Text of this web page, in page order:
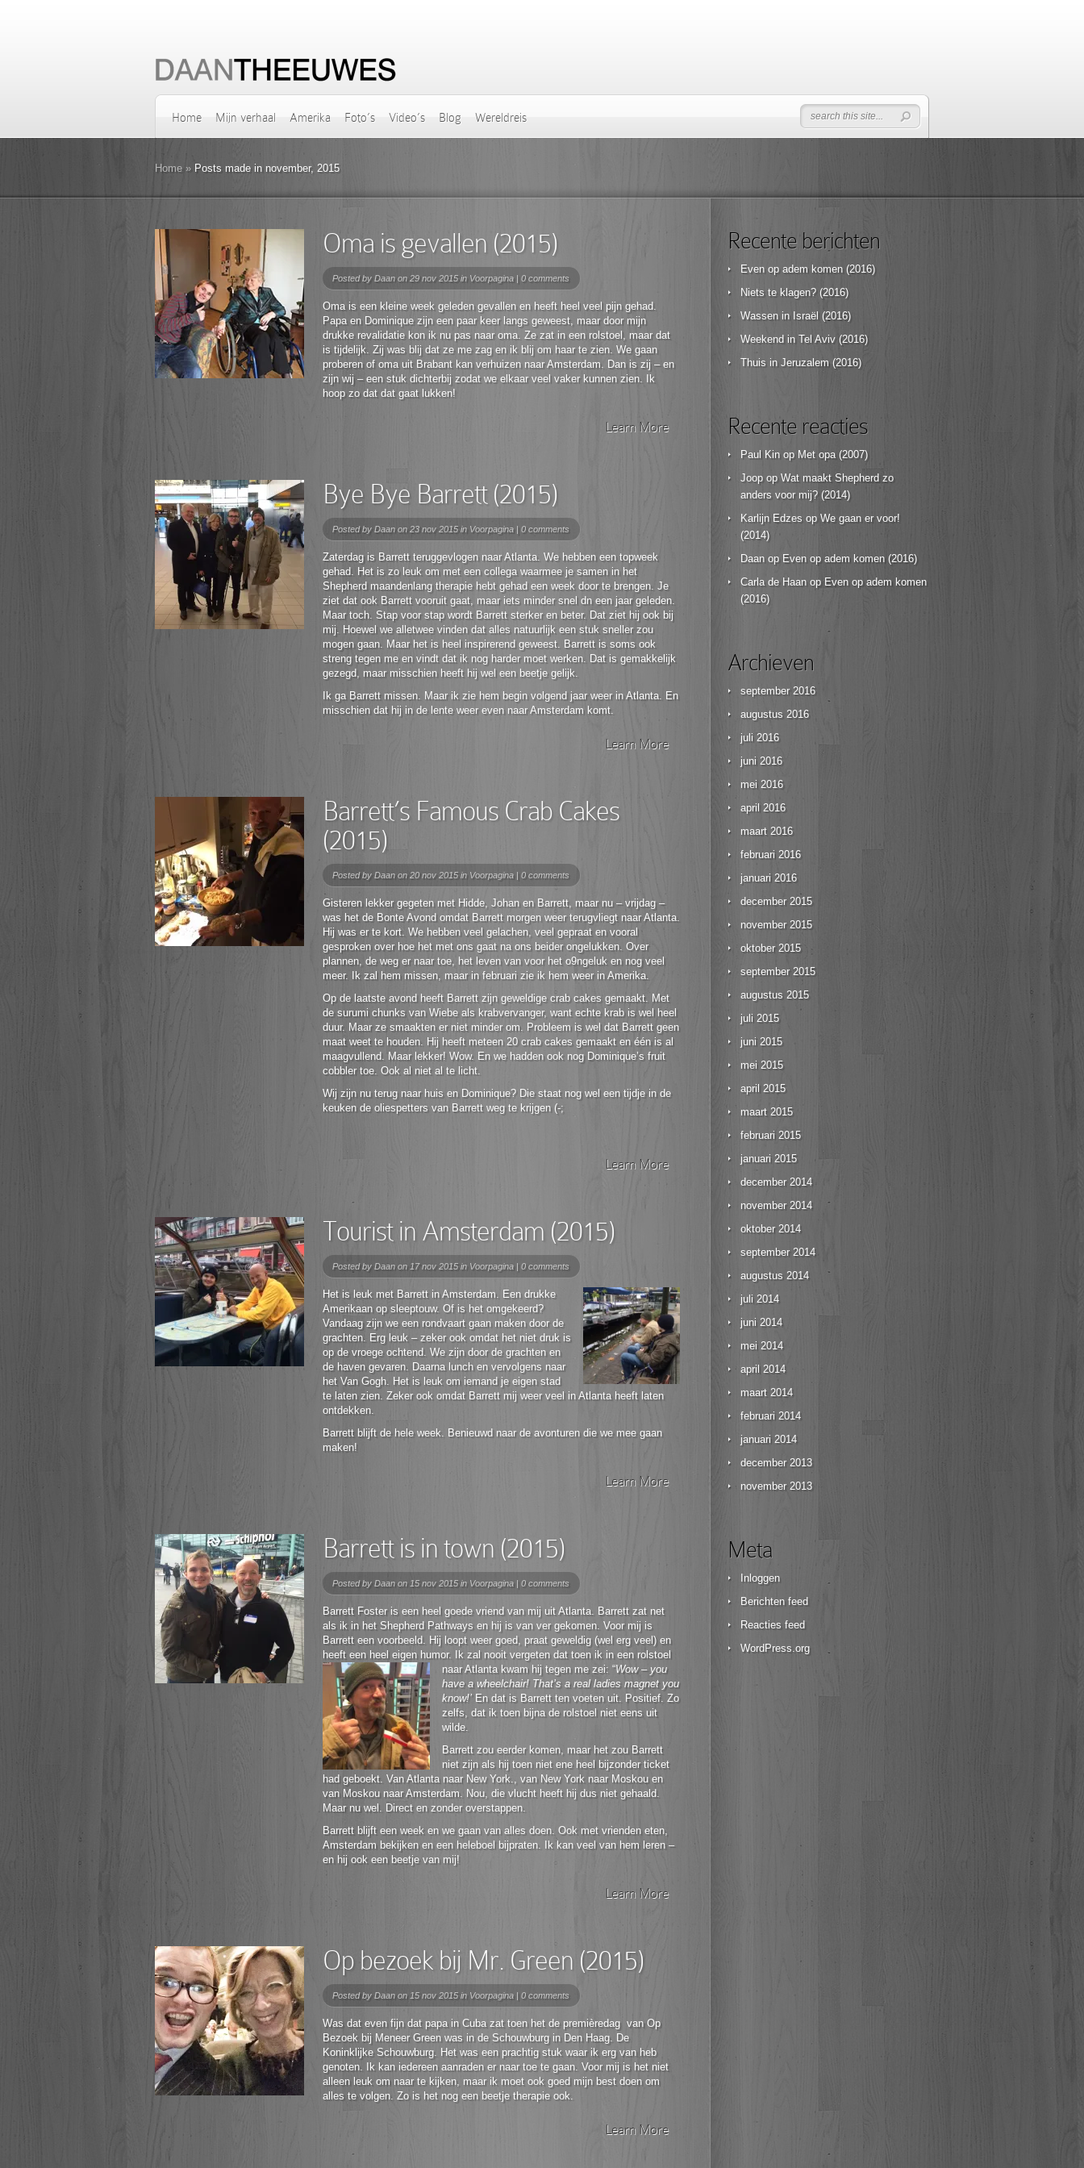
Home Mijn verhaal Amerika Foto’s Video’s Blog Wereldreis
Home » Posts made in november, 2015
Oma is gevallen (2015)
Posted by Daan on 29 nov 2015 in Voorpagina | 0 comments
Oma is een kleine week geleden gevallen en heeft heel veel pijn gehad.
Papa en Dominique zijn een paar keer langs geweest, maar door mijn
drukke revalidatie kon ik nu pas naar oma. Ze zat in een rolstoel, maar dat
is tijdelijk. Zij was blij dat ze me zag en ik blij om haar te zien. We gaan
proberen of oma uit Brabant kan verhuizen naar Amsterdam. Dan is zij – en
zijn wij – een stuk dichterbij zodat we elkaar veel vaker kunnen zien. Ik
hoop zo dat dat gaat lukken!
Learn More
Bye Bye Barrett (2015)
Posted by Daan on 23 nov 2015 in Voorpagina| 0 comments
Zaterdag is Barrett teruggevlogen naar Atlanta. We hebben een topweek
gehad. Het is zo leuk om met een collega waarmee je samen in het
Shepherd maandenlang therapie hebt gehad een week door te brengen. Je
ziet dat ook Barrett vooruit gaat, maar iets minder snel dn een jaar geleden.
Maar toch. Stap voor stap wordt Barrett sterker en beter. Dat ziet hij ook bij
mij. Hoewel we alletwee vinden dat alles natuurlijk een stuk sneller zou
mogen gaan. Maar het is heel inspirerend geweest. Barrett is soms ook
streng tegen me en vindt dat ik nog harder moet werken. Dat is gemakkelijk
gezegd, maar misschien heeft hij wel een beetje gelijk.
Ik ga Barrett missen. Maar ik zie hem begin volgend jaar weer in Atlanta. En
misschien dat hij in de lente weer even naar Amsterdam komt.
Learn More
Barrett’s Famous Crab Cakes
(2015)
Posted by Daan on 20 nov 2015 in Voorpagina | 0 comments
Gisteren lekker gegeten met Hidde, Johan en Barrett, maar nu – vrijdag –
was het de Bonte Avond omdat Barrett morgen weer terugvliegt naar Atlanta.
Hij was er te kort. We hebben veel gelachen, veel gepraat en vooral
gesproken over hoe het met ons gaat na ons beider ongelukken. Over
plannen, de weg er naar toe, het leven van voor het o9ngeluk en nog veel
meer. Ik zal hem missen, maar in februari zie ik hem weer in Amerika.
Op de laatste avond heeft Barrett zijn geweldige crab cakes gemaakt. Met
de surumi chunks van Wiebe als krabvervanger, want echte krab is wel heel
duur. Maar ze smaakten er niet minder om. Probleem is wel dat Barrett geen
maat weet te houden. Hij heeft meteen 20 crab cakes gemaakt en één is al
maagvullend. Maar lekker! Wow. En we hadden ook nog Dominique’s fruit
cobbler toe. Ook al niet al te licht.
Wij zijn nu terug naar huis en Dominique? Die staat nog wel een tijdje in de
keuken de oliespetters van Barrett weg te krijgen (-;
Learn More
Tourist in Amsterdam (2015)
Posted by Daan on 17 nov 2015 in Voorpagina| 0 comments
Het is leuk met Barrett in Amsterdam. Een drukke
Amerikaan op sleeptouw. Of is het omgekeerd?
Vandaag zijn we een rondvaart gaan maken door de
grachten. Erg leuk – zeker ook omdat het niet druk is
op de vroege ochtend. We zijn door de grachten en
de haven gevaren. Daarna lunch en vervolgens naar
het Van Gogh. Het is leuk om iemand je eigen stad
te laten zien. Zeker ook omdat Barrett mij weer veel in Atlanta heeft laten
ontdekken.
Barrett blijft de hele week. Benieuwd naar de avonturen die we mee gaan
maken!
Learn More
Barrett is in town (2015)
Posted by Daan on 15 nov 2015 in Voorpagina | 0 comments
Barrett Foster is een heel goede vriend van mij uit Atlanta. Barrett zat net
als ik in het Shepherd Pathways en hij is van ver gekomen. Voor mij is
Barrett een voorbeeld. Hij loopt weer goed, praat geweldig (wel erg veel) en
heeft een heel eigen humor. Ik zal nooit vergeten dat toen ik in een rolstoel
naar Atlanta kwam hij tegen me zei: “Wow – you
have a wheelchair! That’s a real ladies magnet you
know!’En dat is Barrett ten voeten uit. Positief. Zo
zelfs, dat ik toen bijna de rolstoel niet eens uit
wilde.
Barrett zou eerder komen, maar het zou Barrett
niet zijn als hij toen niet ene heel bijzonder ticket
had geboekt. Van Atlanta naar New York., van New York naar Moskou en
van Moskou naar Amsterdam. Nou, die vlucht heeft hij dus niet gehaald.
Maar nu wel. Direct en zonder overstappen.
Barrett blijft een week en we gaan van alles doen. Ook met vrienden eten,
Amsterdam bekijken en een heleboel bijpraten. Ik kan veel van hem leren –
en hij ook een beetje van mij!
Learn More
Op bezoek bij Mr. Green (2015)
Posted by Daan on 15 nov 2015 in Voorpagina | 0 comments
Was dat even fijn dat papa in Cuba zat toen het de premièredag van Op
Bezoek bij Meneer Green was in de Schouwburg in Den Haag. De
Koninklijke Schouwburg. Het was een prachtig stuk waar ik erg van heb
genoten. Ik kan iedereen aanraden er naar toe te gaan. Voor mij is het niet
alleen leuk om naar te kijken, maar ik moet ook goed mijn best doen om
alles te volgen. Zo is het nog een beetje therapie ook.
Learn More
Recente berichten
Even op adem komen (2016)
Niets te klagen? (2016)
Wassen in Israël (2016)
Weekend in Tel Aviv (2016)
Thuis in Jeruzalem (2016)
Recente reacties
Paul Kin op Met opa (2007)
Joop op Wat maakt Shepherd zo
anders voor mij? (2014)
Karlijn Edzes op We gaan er voor!
(2014)
Daan op Even op adem komen (2016)
Carla de Haan op Even op adem komen
(2016)
Archieven
september 2016
augustus 2016
juli 2016
juni 2016
mei 2016
april 2016
maart 2016
februari 2016
januari 2016
december 2015
november 2015
oktober 2015
september 2015
augustus 2015
juli 2015
juni 2015
mei 2015
april 2015
maart 2015
februari 2015
januari 2015
december 2014
november 2014
oktober 2014
september 2014
augustus 2014
juli 2014
juni 2014
mei 2014
april 2014
maart 2014
februari 2014
januari 2014
december 2013
november 2013
Meta
Inloggen
Berichten feed
Reacties feed
WordPress.org